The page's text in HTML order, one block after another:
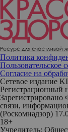
Политика
Пользовательское
Согласие на
Сетевое издание
Регистрационный
Зарегистрировано
связи,
(Роскомнадзор)
18+
Учредитель: